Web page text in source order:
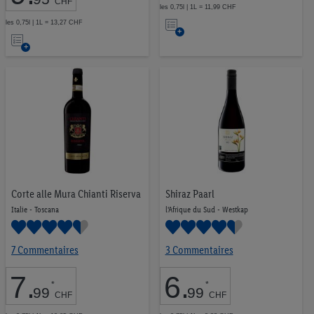
les 0,75l | 1L = 13,27 CHF
Ajouter
d’envies
les 0,75l | 1L = 11,99 CHF
Ajouter
d’envies
Corte alle Mura Chianti Riserva
Italie - Toscana
7 Commentaires
7.99 *
CHF
Shiraz Paarl
l'Afrique du Sud - Westkap
3 Commentaires
6.99 *
CHF